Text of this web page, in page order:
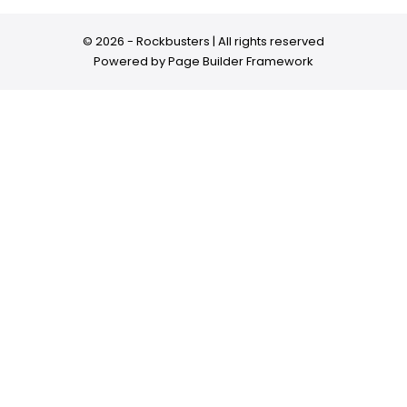
© 2026 - Rockbusters | All rights reserved
Powered byPage Builder Framework